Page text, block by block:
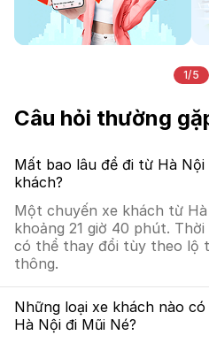
1/5
Câu hỏi thường
Mất bao lâu để đi từ Hà Nội
khách?
Một chuyến xe khách từ
khoảng 21 giờ 40 phút.
có thể thay đổi tùy theo lộ
thông.
Những loại xe khách nào
Hà Nội đi Mũi Né?